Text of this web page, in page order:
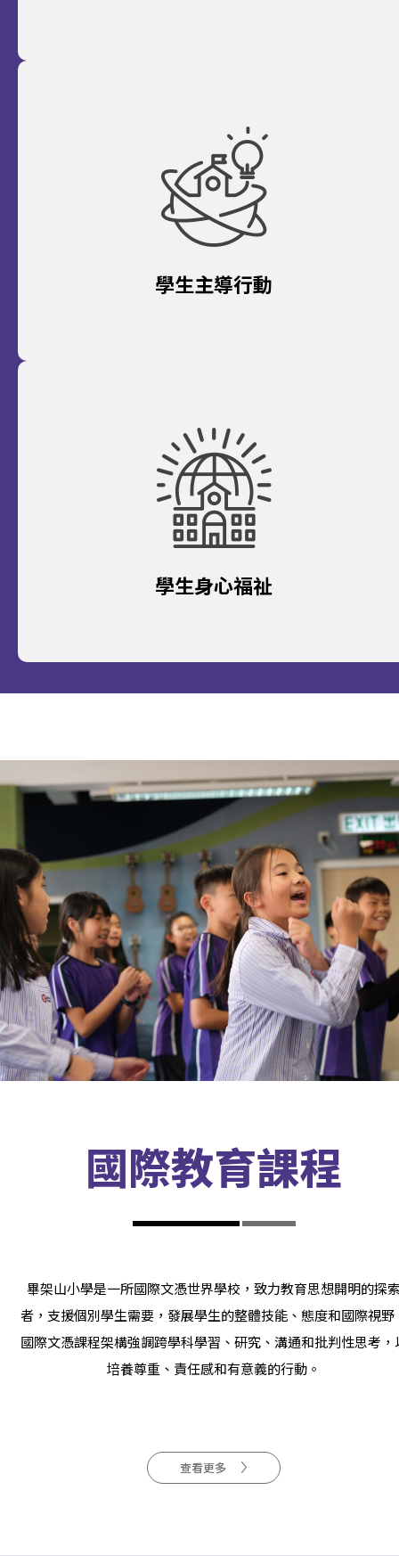
學生主導行動
學生身心福祉
國際教育課程
畢架山小學是一所國際文憑世界學校，致力教育思想開明的探
者，支援個別學生需要，發展學生的整體技能、態度和國際視野
國際文憑課程架構強調跨學科學習、研究、溝通和批判性思考，
培養尊重、責任感和有意義的行動。
查看更多